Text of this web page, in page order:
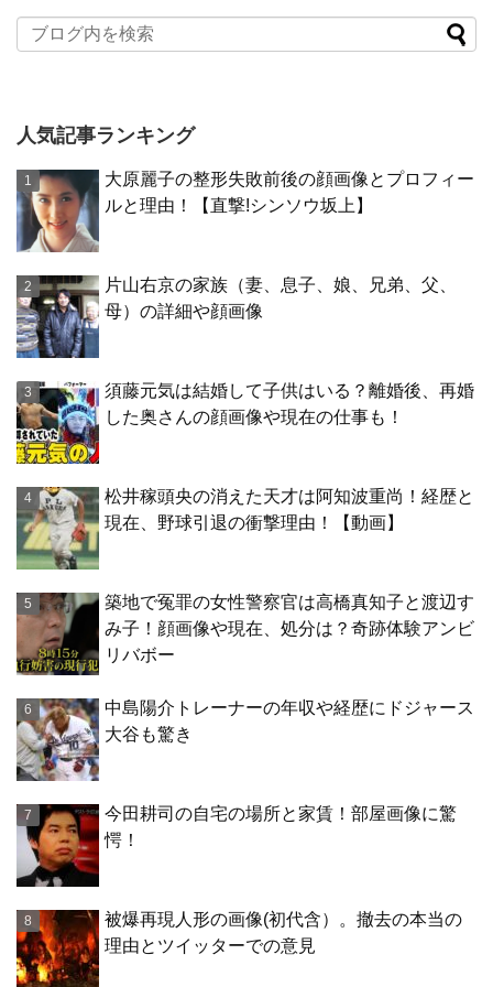
人気記事ランキング
大原麗子の整形失敗前後の顔画像とプロフィー
ルと理由！【直撃!シンソウ坂上】
片山右京の家族（妻、息子、娘、兄弟、父、
母）の詳細や顔画像
須藤元気は結婚して子供はいる？離婚後、再婚
した奥さんの顔画像や現在の仕事も！
松井稼頭央の消えた天才は阿知波重尚！経歴と
現在、野球引退の衝撃理由！【動画】
築地で冤罪の女性警察官は高橋真知子と渡辺す
み子！顔画像や現在、処分は？奇跡体験アンビ
リバボー
中島陽介トレーナーの年収や経歴にドジャース
大谷も驚き
今田耕司の自宅の場所と家賃！部屋画像に驚
愕！
被爆再現人形の画像(初代含）。撤去の本当の
理由とツイッターでの意見